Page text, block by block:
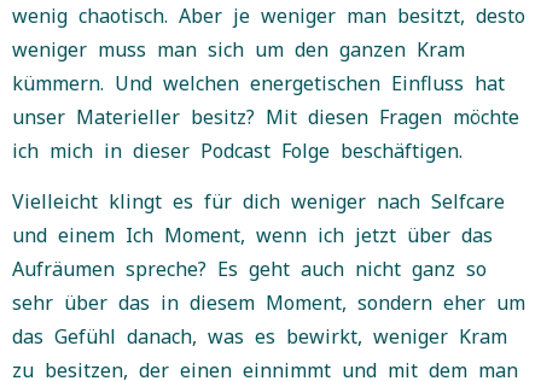
wenig chaotisch. Aber je weniger man besitzt, desto
weniger muss man sich um den ganzen Kram
kümmern. Und welchen energetischen Einfluss hat
unser Materieller besitz? Mit diesen Fragen möchte
ich mich in dieser Podcast Folge beschäftigen.
Vielleicht klingt es für dich weniger nach Selfcare
und einem Ich Moment, wenn ich jetzt über das
Aufräumen spreche? Es geht auch nicht ganz so
sehr über das in diesem Moment, sondern eher um
das Gefühl danach, was es bewirkt, weniger Kram
zu besitzen, der einen einnimmt und mit dem man